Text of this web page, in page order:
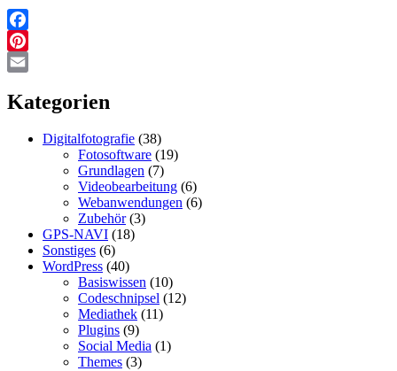
Facebook
Pinterest
Kategorien
Digitalfotografie (38)
Fotosoftware (19)
Grundlagen (7)
Videobearbeitung (6)
Webanwendungen (6)
Zubehör(3)
GPS-NAVI (18)
Sonstiges (6)
WordPress (40)
Basiswissen (10)
Codeschnipsel (12)
Mediathek (11)
Plugins (9)
Social Media (1)
Themes (3)